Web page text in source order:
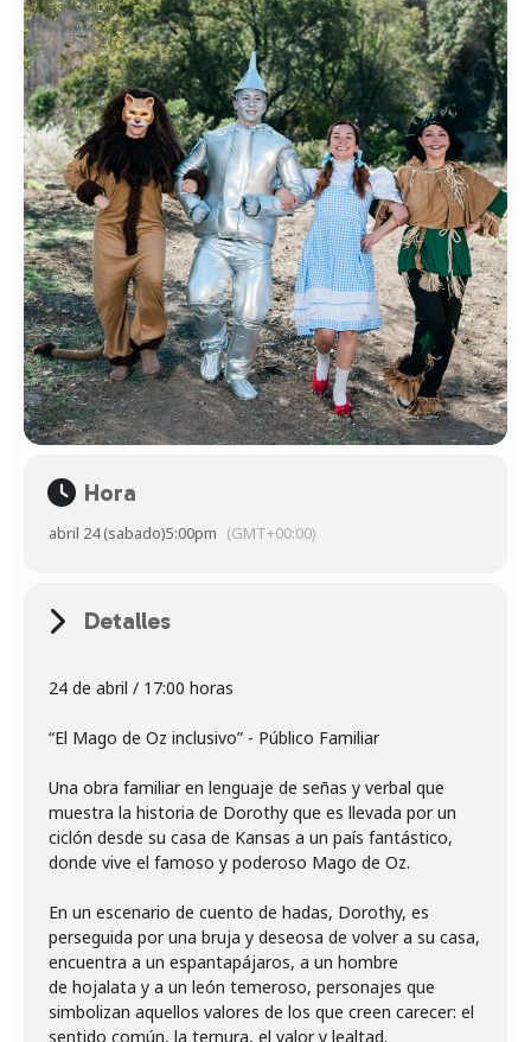
Hora
abril 24 (sabado)5:00pm (GMT+00:00)
Detalles
24 de abril / 17:00 horas
“El Mago de Oz inclusivo” - Público Familiar
Una obra familiar en lenguaje de señas y verbal que
muestra la historia de Dorothy que es llevada por un
ciclón desde su casa de Kansas a un país fantástico,
donde vive el famoso y poderoso Mago de Oz.
En un escenario de cuento de hadas, Dorothy, es
perseguida por una bruja y deseosa de volver a su casa,
encuentra a un espantapájaros, a un hombre
de hojalata y a un león temeroso, personajes que
simbolizan aquellos valores de los que creen carecer: el
sentido común, la ternura, el valor y lealtad.